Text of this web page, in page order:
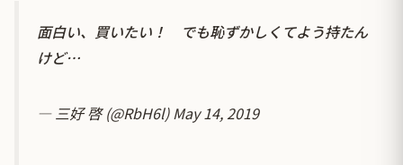
面白い、買いたい！ でも恥ずかしくてよう持たん
けど…
— 三好 啓 (@RbH6l)May 14, 2019